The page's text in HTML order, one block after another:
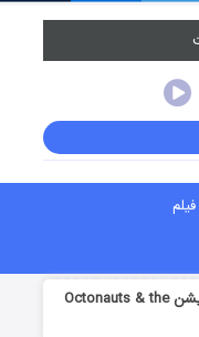
دانلود انیمیشن Octonauts & the